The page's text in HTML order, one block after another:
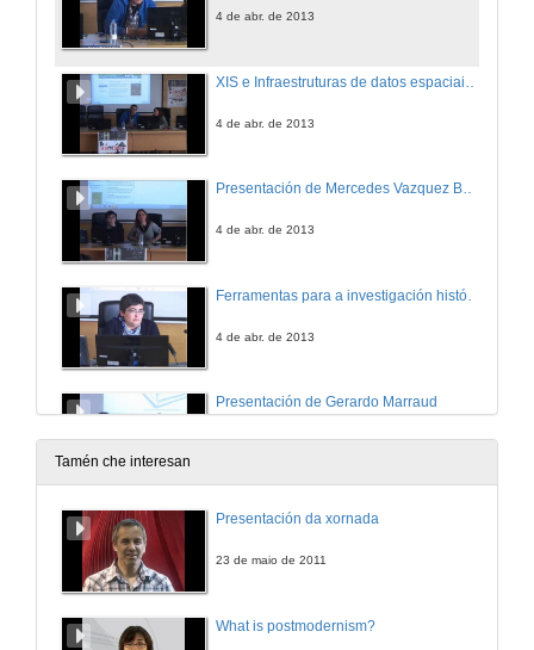
4 de abr. de 2013
4 de abr. de 2013
Presentación de Mercedes Vazquez Bertomeu
4 de abr. de 2013
4 de abr. de 2013
Presentación de Gerardo Marraud
4 de abr. de 2013
Tamén che interesan
Presentación da xornada
23 de maio de 2011
What is postmodernism?